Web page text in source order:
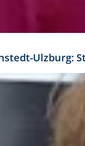
Ulzburg: